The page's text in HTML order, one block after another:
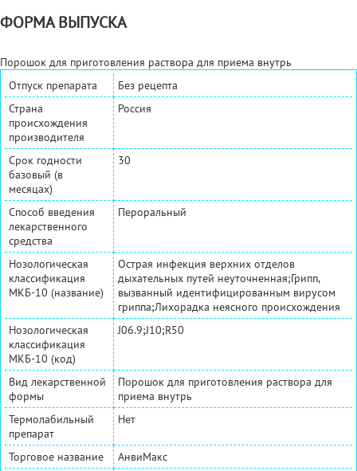
ФОРМА ВЫПУСКА
Порошок для приготовления раствора для приема внутрь
Отпуск препарата
Без рецепта
Страна
происхождения
производителя
Россия
Срок годности
базовый (в
месяцах)
30
Способ введения
лекарственного
средства
Пероральный
Нозологическая
классификация
МКБ-10 (название)
Острая инфекция верхних отделов
дыхательных путей неуточненная;Грипп,
вызванный идентифицированным вирусом
гриппа;Лихорадка неясного происхождения
Нозологическая
классификация
МКБ-10 (код)
J06.9;J10;R50
Вид лекарственной
формы
Порошок для приготовления раствора для
приема внутрь
Термолабильный
препарат
Нет
Торговое название
АнвиМакс